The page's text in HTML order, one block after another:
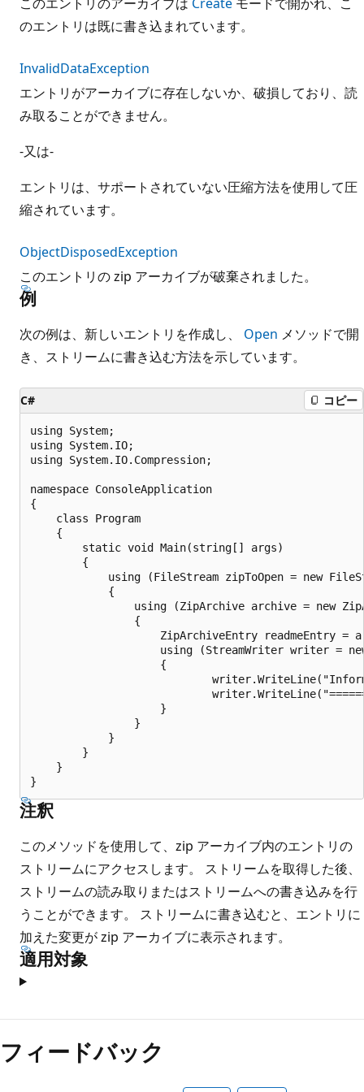
のエントリは既に書き込まれています。
InvalidDataException
エントリがアーカイブに存在しないか、破損しており、読
み取ることができません。
-又は-
エントリは、サポートされていない圧縮方法を使用して圧
縮されています。
ObjectDisposedException
このエントリの zip アーカイブが破棄されました。
例
次の例は、新しいエントリを作成し、 Open メソッドで開
き、ストリームに書き込む方法を示しています。
C# コピー
using System;
using System.IO;
using System.IO.Compression;
namespace ConsoleApplication
{
    class Program
    {
        static void Main(string[] args)
        {
using (FileStream zipToOpen = new
            {
using (ZipArchive archive = new
                {
ZipArchiveEntry readmeEntry =
using (StreamWriter writer =
                    {
                    }
                }
            }
        }
    }
注釈
このメソッドを使用して、zip アーカイブ内のエントリの
ストリームにアクセスします。 ストリームを取得した後、
ストリームの読み取りまたはストリームへの書き込みを行
うことができます。 ストリームに書き込むと、エントリに
加えた変更が zip アーカイブに表示されます。
適用対象
読
取
フィードバック